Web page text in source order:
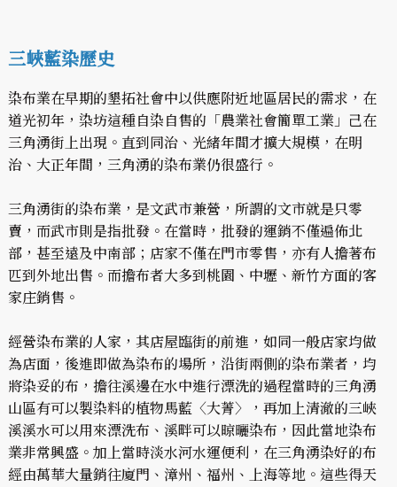
三峽藍染歷史
染布業在早期的墾拓社會中以供應附近地區居民的需求，在
道光初年，染坊這種自染自售的「農業社會簡單工業」己在
三角湧街上出現。直到同治、光緒年間才擴大規模，在明
治、大正年間，三角湧的染布業仍很盛行。
三角湧街的染布業，是文武市兼營，所謂的文市就是只零
賣，而武市則是指批發。在當時，批發的運銷不僅遍佈北
部，甚至遠及中南部；店家不僅在門市零售，亦有人擔著布
匹到外地出售。而擔布者大多到桃園、中壢、新竹方面的客
家庄銷售。
經營染布業的人家，其店屋臨街的前進，如同一般店家均做
為店面，後進即做為染布的場所，沿街兩側的染布業者，均
將染妥的布，擔往溪邊在水中進行漂洗的過程當時的三角湧
山區有可以製染料的植物馬藍〈大菁〉，再加上清澈的三峽
溪溪水可以用來漂洗布、溪畔可以晾曬染布，因此當地染布
業非常興盛。加上當時淡水河水運便利，在三角湧染好的布
經由萬華大量銷往廈門、漳州、福州、上海等地。這些得天